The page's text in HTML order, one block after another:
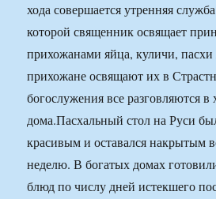
хода совершается утренняя
которой священник освящает
прихожанами яйца, куличи, пасхи
прихожане освящают их в
богослужения все разговляются в
дома.Пасхальный стол на Руси
красивым и оставался накрытым
неделю. В богатых домах
блюд по числу дней истекшего